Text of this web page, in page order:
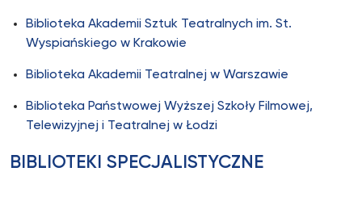
Biblioteka Akademii Sztuk Teatralnych im. St.
Wyspiańskiego w Krakowie
Biblioteka Akademii Teatralnej w Warszawie
Biblioteka Państwowej Wyższej Szkoły Filmowej,
Telewizyjnej i Teatralnej w Łodzi
BIBLIOTEKI SPECJALISTYCZNE